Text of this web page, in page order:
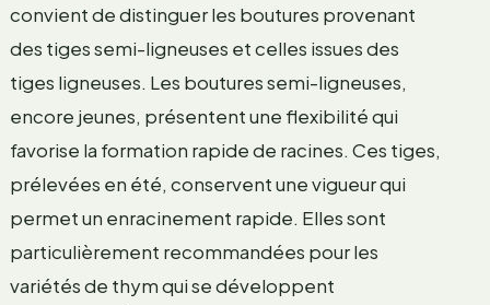
convient de distinguer les boutures provenant
des tiges semi-ligneuses et celles issues des
tiges ligneuses. Les boutures semi-ligneuses,
encore jeunes, présentent une flexibilité qui
favorise la formation rapide de racines. Ces tiges,
prélevées en été, conservent une vigueur qui
permet un enracinement rapide. Elles sont
particulièrement recommandées pour les
variétés de thym qui se développent